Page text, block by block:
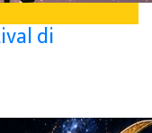
di